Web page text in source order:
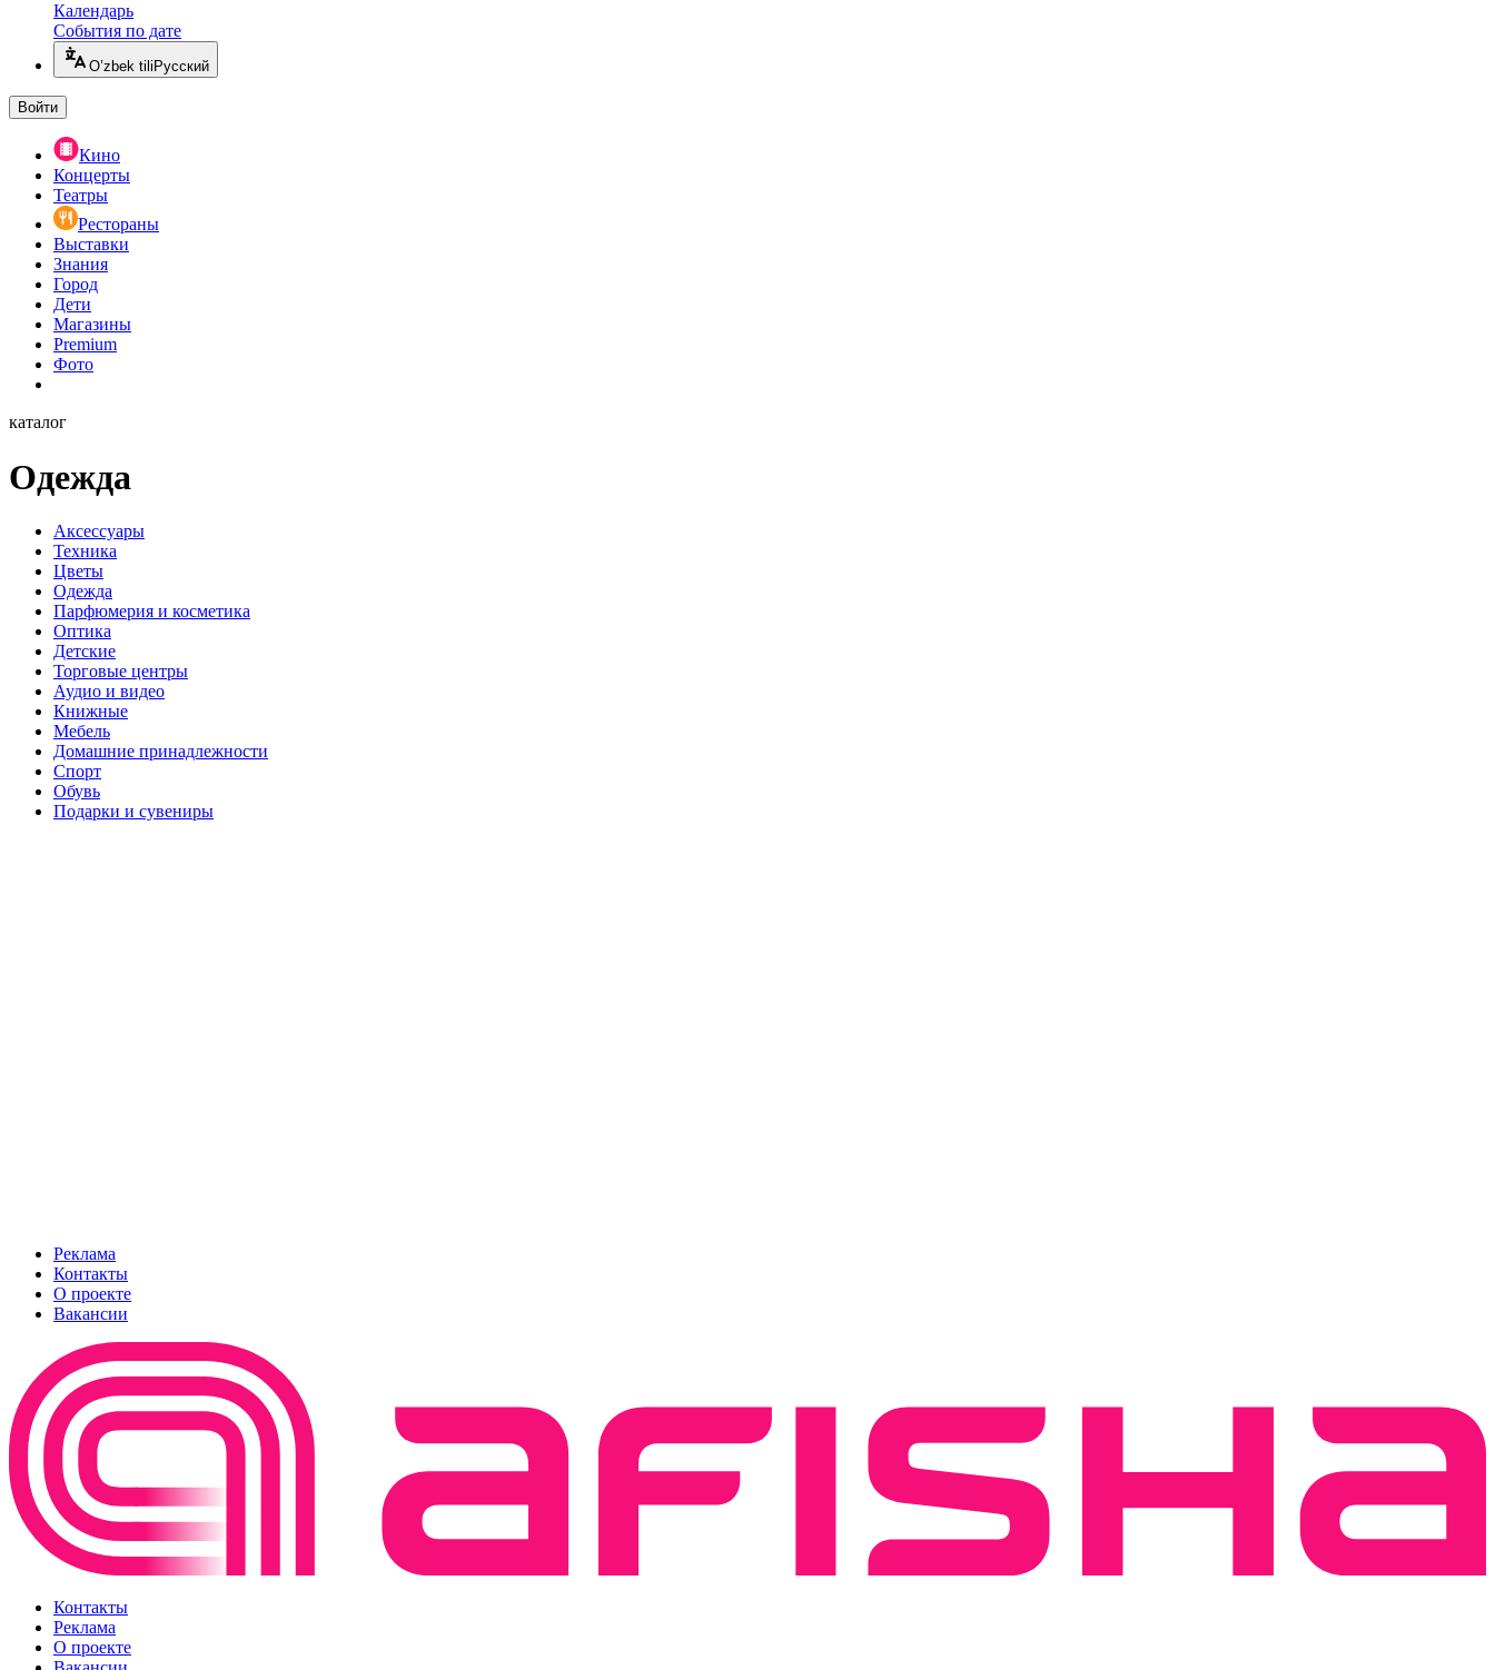
Календарь
События по дате
O’zbek tili Русский
Войти
Кино
Концерты
Театры
Рестораны
Выставки
Знания
Город
Дети
Магазины
Premium
Фото
каталог
Одежда
Аксессуары
Техника
Цветы
Одежда
Парфюмерия и косметика
Оптика
Детские
Торговые центры
Аудио и видео
Книжные
Мебель
Домашние принадлежности
Спорт
Обувь
Подарки и сувениры
Реклама
Контакты
О проекте
Вакансии
Контакты
Реклама
О проекте